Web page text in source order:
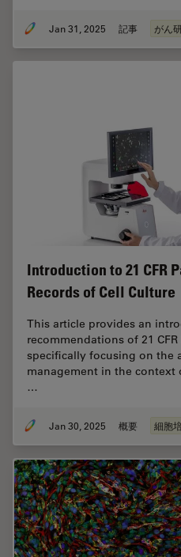
Jan 31, 2025 記事 がん
Introduction to 21 CFR
Records of Cell Culture
This article provides an
recommendations of 21
specifically focusing on the
management in the context
…
Jan 30, 2025 概要 細胞